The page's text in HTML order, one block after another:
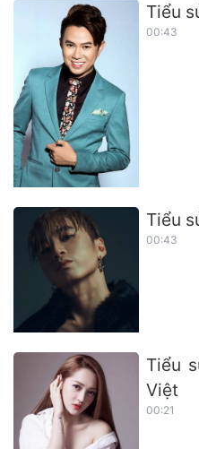
Tiểu
00:43
Tiểu
00:43
Tiểu
Việt
00:21